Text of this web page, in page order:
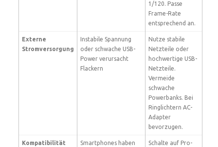
1/120. Passe
Frame-Rate
entsprechend an.
Externe
Stromversorgung
Instabile Spannung
oder schwache USB-
Power verursacht
Flackern
Nutze stabile
Netzteile oder
hochwertige USB-
Netzteile.
Vermeide
schwache
Powerbanks. Bei
Ringlichtern AC-
Adapter
bevorzugen.
Kompatibilität Smartphones haben Schalte auf Pro-